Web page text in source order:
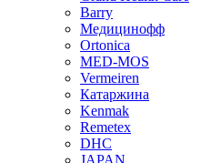
Barry
Медицинофф
Ortonica
MED-MOS
Vermeiren
Катаржина
Kenmak
Remetex
DHC
JAPAN